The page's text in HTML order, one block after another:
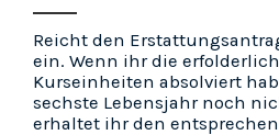
Reicht den
ein. Wenn ihr die
Kurseinheiten absolviert
sechste Lebensjahr noch
erhaltet ihr den